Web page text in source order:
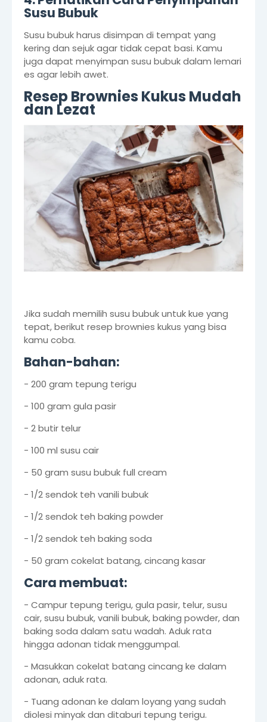
Susu Bubuk
Susu bubuk harus disimpan di tempat yang
kering dan sejuk agar tidak cepat basi. Kamu
juga dapat menyimpan susu bubuk dalam lemari
es agar lebih awet.
Resep Brownies Kukus Mudah
dan Lezat
Jika sudah memilih susu bubuk untuk kue yang
tepat, berikut resep brownies kukus yang bisa
kamu coba.
Bahan-bahan:
- 200 gram tepung terigu
- 100 gram gula pasir
- 2 butir telur
- 100 ml susu cair
- 50 gram susu bubuk full cream
- 1/2 sendok teh vanili bubuk
- 1/2 sendok teh baking powder
- 1/2 sendok teh baking soda
- 50 gram cokelat batang, cincang kasar
Cara membuat:
- Campur tepung terigu, gula pasir, telur, susu
cair, susu bubuk, vanili bubuk, baking powder, dan
baking soda dalam satu wadah. Aduk rata
hingga adonan tidak menggumpal.
- Masukkan cokelat batang cincang ke dalam
adonan, aduk rata.
- Tuang adonan ke dalam loyang yang sudah
diolesi minyak dan ditaburi tepung terigu.